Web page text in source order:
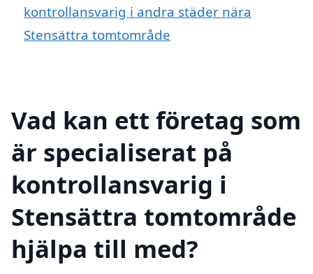
kontrollansvarig i andra städer nära
Stensättra tomtområde
Vad kan ett företag som
är specialiserat på
kontrollansvarig i
Stensättra tomtområde
hjälpa till med?